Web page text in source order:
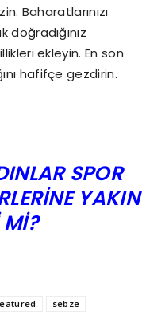
Baharatlarınızı
ekleyin. En son
hafifçe gezdirin.
SPOR
YAKIN
MI?
sebze